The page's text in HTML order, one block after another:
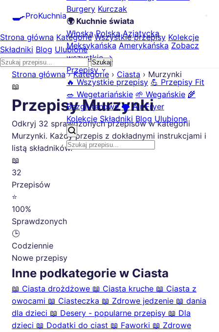
🍳ProKuchnia
Burgery Kurczak
🌍 Kuchnie świata
Włoska Polska Azjatycka
Meksykańska Amerykańska Zobacz
wszystkie →
Przepisy
🔥 Wszystkie przepisy 💪 Przepisy Fit
🥗 Wegetariańskie 🌱 Wegańskie 🌾
Bezglutenowe 🌪️ Air Fryer
Kolekcje Składniki Blog Ulubione
Strona główna Kategorie Wszystkie przepisy Kolekcje
Składniki Blog Ulubione
Szukaj
Strona główna › Kategorie › Ciasta › Murzynki
📖
Przepisy Murzynki
Odkryj 32 sprawdzonych przepisów w kategorii
Murzynki. Każdy przepis z dokładnymi instrukcjami i
listą składników.
📖
32
Przepisów
⭐
100%
Sprawdzonych
🕒
Codziennie
Nowe przepisy
Inne podkategorie w Ciasta
📖 Ciasta drożdżowe 📖 Ciasta kruche 📖 Ciasta z
owocami 📖 Ciasteczka 📖 Zdrowe jedzenie 📖 dania
dla dzieci 📖 Desery - popularne przepisy 📖 Dla
dzieci 📖 Dodatki do ciast 📖 Faworki 📖 Zdrowe